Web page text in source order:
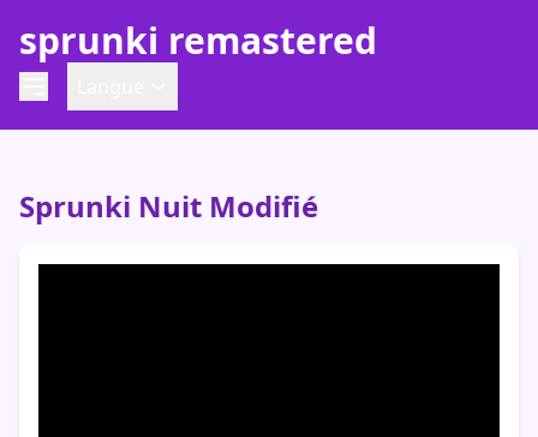
sprunki remastered
Sprunki Nuit Modifié